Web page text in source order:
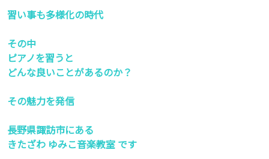
習い事も多様化の時代
その中
ピアノを習うと
どんな良いことがあるのか？
その魅力を発信
長野県諏訪市にある
きたざわ ゆみこ音楽教室 です